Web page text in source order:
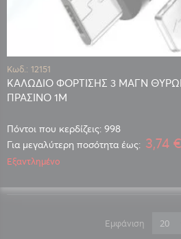
Κωδ.: 12151
ΚΑΛΩΔΙΟ ΦΟΡΤΙΣΗΣ 3 ΜΑΓΝ
ΠΡΑΣΙΝΟ 1Μ
Πόντοι που κερδίζεις: 998
Για μεγαλύτερη ποσότητα έως: 3,74 €
Εξαντλημένο
Εμφάνιση